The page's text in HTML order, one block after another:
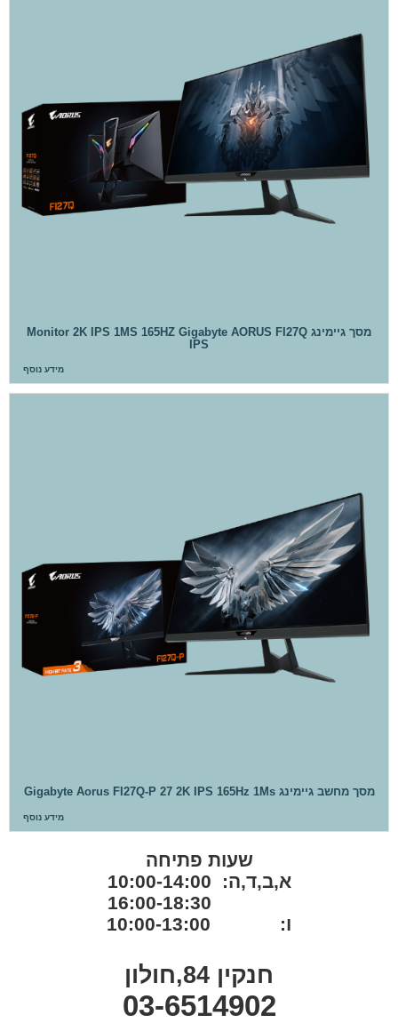
מסך גיימינג Monitor 2K IPS 1MS 165HZ Gigabyte AORUS FI27Q
IPS
מידע נוסף
מסך מחשב גיימינג Gigabyte Aorus FI27Q-P 27 2K IPS 165Hz 1Ms
מידע נוסף
שעות פתיחה
א,ב,ד,ה: 10:00-14:00
ו: 10:00-13:00
חנקין 84,חולון
03-6514902